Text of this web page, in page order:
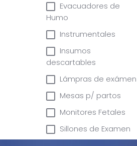
Evacuadores de
Humo
Instrumentales
Insumos
descartables
Lámpras de exámen
Mesas p/ partos
Monitores Fetales
Sillones de Examen